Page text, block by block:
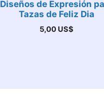
Diseños de Expresión
Tazas de Feliz Dia
5,00 US$